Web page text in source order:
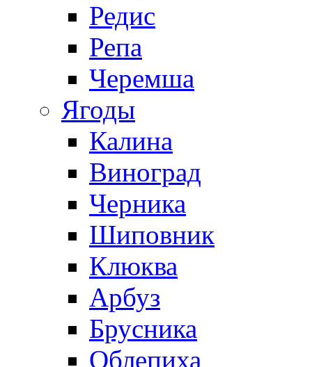
Редис
Репа
Черемша
Ягоды
Калина
Виноград
Черника
Шиповник
Клюква
Арбуз
Брусника
Облепиха